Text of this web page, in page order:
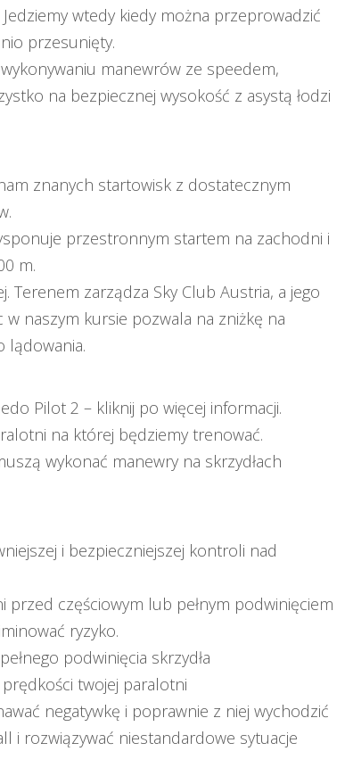
wtedy kiedy można przeprowadzić
przesunięty.
manewrów ze speedem,
na bezpiecznej wysokość z asystą łodzi
znanych startowisk z dostatecznym
przestronnym startem na zachodni i
m.
zarządza Sky Club Austria, a jego
naszym kursie pozwala na zniżkę na
lądowania.
Pilot 2 – kliknij po więcej informacji.
na której będziemy trenować.
wykonać manewry na skrzydłach
i bezpieczniejszej kontroli nad
przed częściowym lub pełnym podwinięciem
ryzyko.
podwinięcia skrzydła
twojej paralotni
negatywkę i poprawnie z niej wychodzić
i rozwiązywać niestandardowe sytuacje